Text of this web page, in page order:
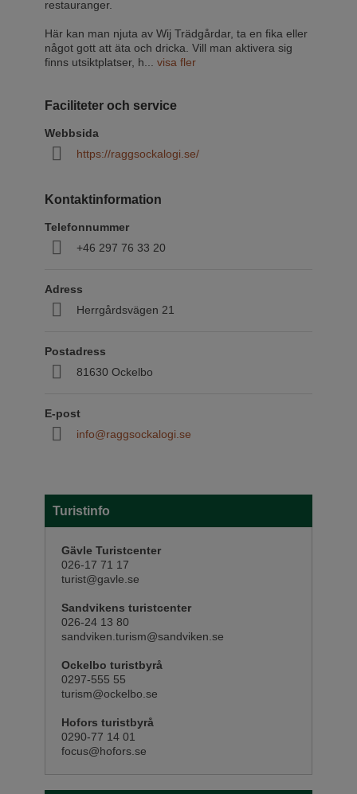
restauranger.
Här kan man njuta av Wij Trädgårdar, ta en fika eller
något gott att äta och dricka. Vill man aktivera sig
finns utsiktplatser, h
visa fler
Faciliteter och service
Webbsida
https://raggsockalogi.se/
Kontaktinformation
Telefonnummer
+46 297 76 33 20
Adress
Herrgårdsvägen 21
Postadress
81630 Ockelbo
E-post
info@raggsockalogi.se
Turistinfo
Gävle Turistcenter
026-17 71 17
turist@gavle.se
Sandvikens turistcenter
026-24 13 80
sandviken.turism@sandviken.se
Ockelbo turistbyrå
0297-555 55
turism@ockelbo.se
Hofors turistbyrå
0290-77 14 01
focus@hofors.se